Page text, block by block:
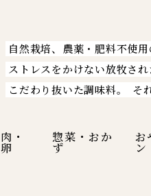
自然栽培、農薬・肥料不使
ストレスをかけない放牧さ
こだわり抜いた調味料。
そ
肉・
卵
惣菜・おか
ず
お
ン